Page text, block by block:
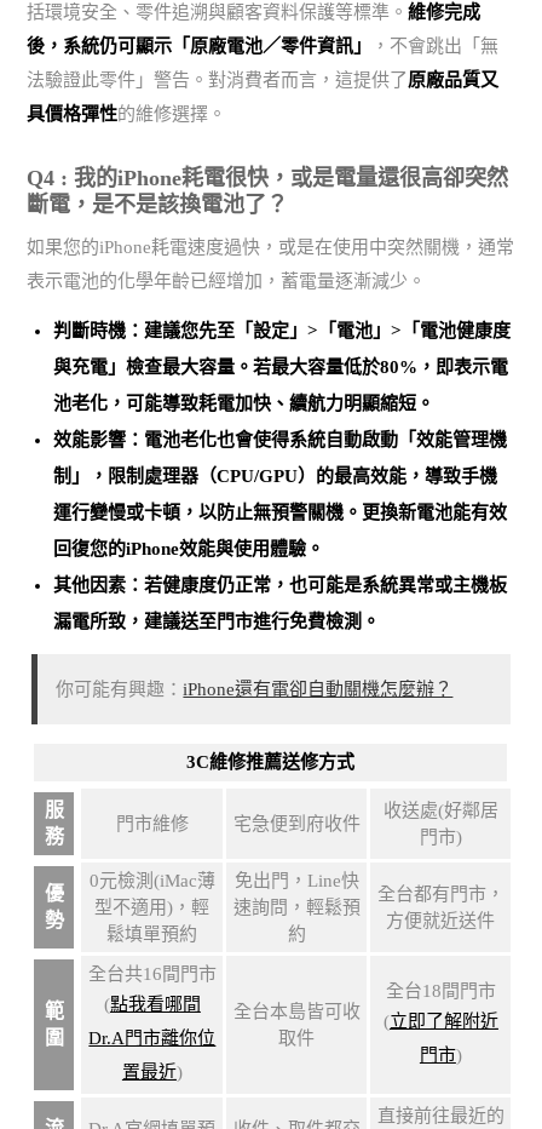
括環境安全、零件追溯與顧客資料保護等標準。維修完成
後，系統仍可顯示「原廠電池／零件資訊」
，不會跳出「無
法驗證此零件」警告。對消費者而言，這提供了原廠品質又
具價格彈性的維修選擇。
Q4 : 我的iPhone耗電很快，或是電量還很高卻突然
斷電，是不是該換電池了？
如果您的iPhone耗電速度過快，或是在使用中突然關機，通常
表示電池的化學年齡已經增加，蓄電量逐漸減少。
判斷時機：建議您先至「設定」>「電池」>「電池健康度
與充電」檢查最大容量。若最大容量低於80%，即表示電
池老化 ，可能導致耗電加快、續航力明顯縮短。
效能影響：電池老化也會使得系統自動啟動「效能管理機
制」，限制處理器（CPU/GPU）的最高效能，導致手機
運行變慢或卡頓，以防止無預警關機。 更換新電池能有效
回復您的iPhone效能與使用體驗 。
其他因素：若健康度仍正常，也可能是系統異常或主機板
漏電所致 ，建議送至門市進行免費檢測。
你可能有興趣：iPhone還有電卻自動關機怎麼辦？
3C維修推薦送修方式
服
務
門市維修 宅急便到府收件
收送處(好鄰居
門市)
優
勢
0元檢測(iMac薄
型不適用)，輕
鬆填單預約
免出門，Line快
速詢問，輕鬆預
約
全台都有門市，
方便就近送件
範
圍
全台共16間門市
(點我看哪間
Dr.A門市離你位
置最近)
全台本島皆可收
取件
全台18間門市
(立即了解附近
門市)
直接前往最近的